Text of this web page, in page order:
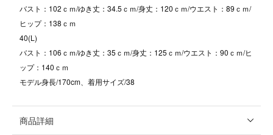
バスト：102ｃｍ/ゆき丈：34.5ｃｍ/身丈：120ｃｍ/ウエスト：89ｃｍ/
ヒップ：138ｃｍ
40(L)
バスト：106ｃｍ/ゆき丈：35ｃｍ/身丈：125ｃｍ/ウエスト：90ｃｍ/ヒ
ップ：140ｃｍ
モデル身長/170cm、着用サイズ/38
商品詳細